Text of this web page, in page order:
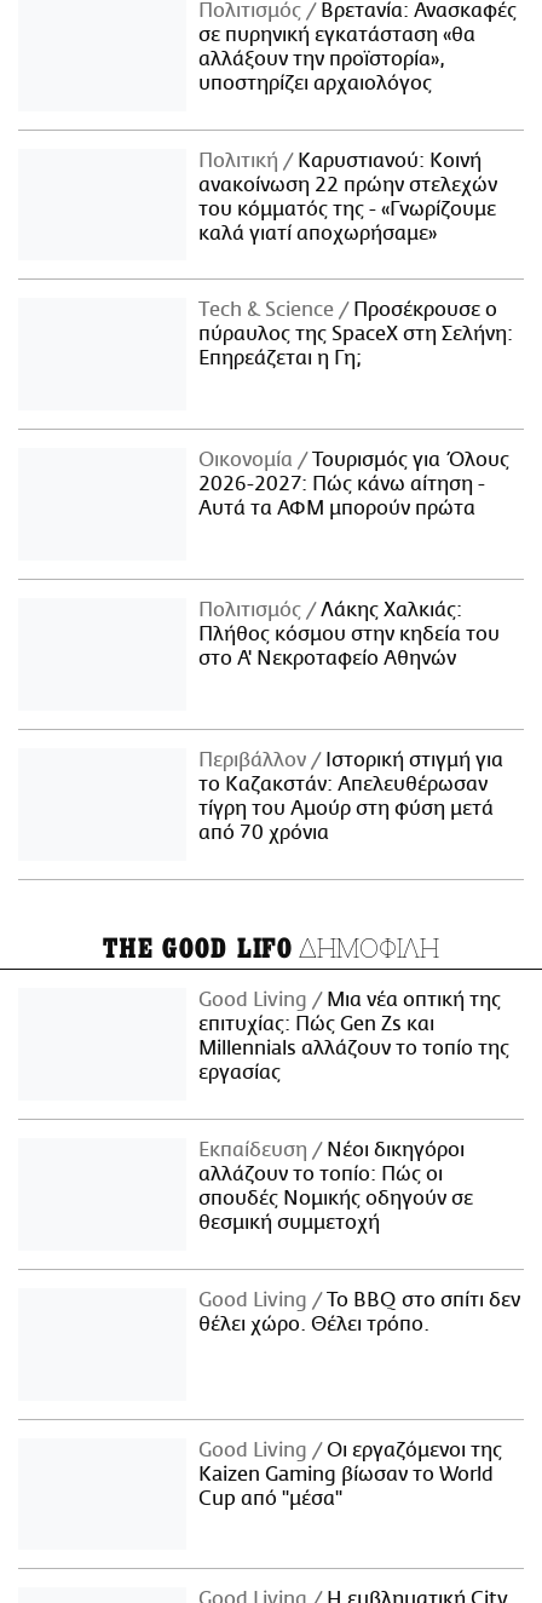
Πολιτισμός
Βρετανία: Ανασκαφές
σε πυρηνική εγκατάσταση «θα
αλλάξουν την προϊστορία»,
υποστηρίζει αρχαιολόγος
Πολιτική
Καρυστιανού: Κοινή
ανακοίνωση 22 πρώην στελεχών
του κόμματός της - «Γνωρίζουμε
καλά γιατί αποχωρήσαμε»
Τech & Science
Προσέκρουσε ο
πύραυλος της SpaceX στη Σελήνη:
Επηρεάζεται η Γη;
Οικονομία
Τουρισμός για Όλους
2026-2027: Πώς κάνω αίτηση -
Αυτά τα ΑΦΜ μπορούν πρώτα
Πολιτισμός
Λάκης Χαλκιάς:
Πλήθος κόσμου στην κηδεία του
στο Α' Νεκροταφείο Αθηνών
Περιβάλλον
Ιστορική στιγμή για
το Καζακστάν: Απελευθέρωσαν
τίγρη του Αμούρ στη φύση μετά
από 70 χρόνια
THE GOOD LIFO ΔΗΜΟΦΙΛΗ
Good Living
Μια νέα οπτική της
επιτυχίας: Πώς Gen Zs και
Millennials αλλάζουν το τοπίο της
εργασίας
Εκπαίδευση
Νέοι δικηγόροι
αλλάζουν το τοπίο: Πώς οι
σπουδές Νομικής οδηγούν σε
θεσμική συμμετοχή
Good Living
Το BBQ στο σπίτι δεν
θέλει χώρο. Θέλει τρόπο.
Good Living
Οι εργαζόμενοι της
Kaizen Gaming βίωσαν το World
Cup από "μέσα"